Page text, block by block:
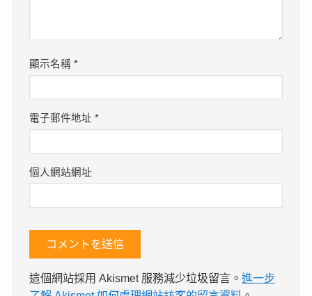
顯示名稱*
電子郵件地址*
個人網站網址
這個網站採用 Akismet 服務減少垃圾留言。進一步